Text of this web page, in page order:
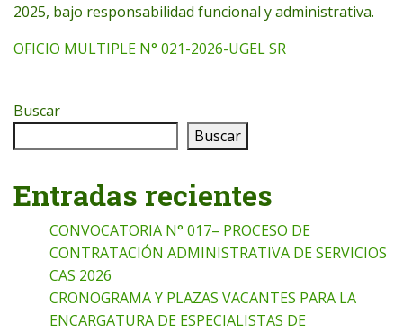
2025, bajo responsabilidad funcional y administrativa.
OFICIO MULTIPLE N° 021-2026-UGEL SR
Buscar
Buscar
Entradas recientes
CONVOCATORIA N° 017– PROCESO DE
CONTRATACIÓN ADMINISTRATIVA DE SERVICIOS
CAS 2026
CRONOGRAMA Y PLAZAS VACANTES PARA LA
ENCARGATURA DE ESPECIALISTAS DE